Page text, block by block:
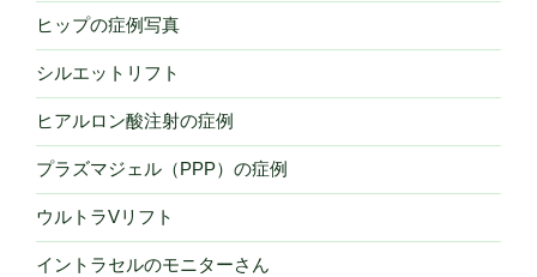
ヒップの症例写真
シルエットリフト
ヒアルロン酸注射の症例
プラズマジェル（PPP）の症例
ウルトラVリフト
イントラセルのモニターさん